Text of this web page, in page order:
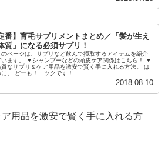
番】育毛サプリメントまとめ／「髪が生え
質」になる必須サプリ！
ページは、サプリなど飲んで摂取するアイテムを紹介
います。 ▼シャンプーなどの頭皮ケア関係はこちら！ ▼
質なサプリ＆ケア用品を激安で賢く手に入れる方法。 は
に。 どーも！ニツクです！ ...
2018.08.10
用品を激安で賢く手に入れる方